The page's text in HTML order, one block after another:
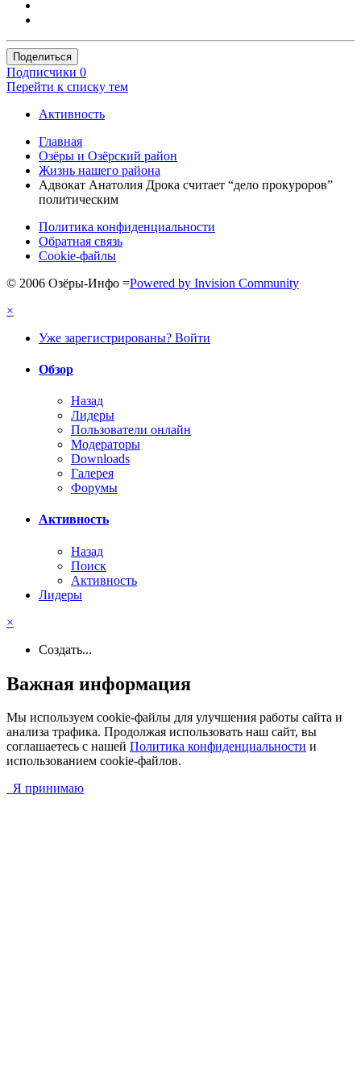
Поделиться
Подписчики 0
Перейти к списку тем
Активность
Главная
Озёры и Озёрский район
Жизнь нашего района
Адвокат Анатолия Дрока считает “дело прокуроров”
политическим
Политика конфиденциальности
Обратная связь
Cookie-файлы
© 2006 Озёры-Инфо =Powered by Invision Community
×
Уже зарегистрированы? Войти
Обзор
Назад
Лидеры
Пользователи онлайн
Модераторы
Downloads
Галерея
Форумы
Активность
Назад
Поиск
Активность
Лидеры
×
Создать...
Важная информация
Мы используем cookie-файлы для улучшения работы сайта и
анализа трафика. Продолжая использовать наш сайт, вы
соглашаетесь с нашей Политика конфиденциальности и
использованием cookie-файлов.
Я принимаю